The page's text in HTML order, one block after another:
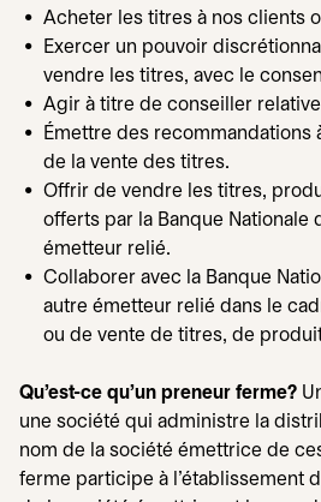
Acheter les titres à nos clients
Exercer un pouvoir
vendre les titres, avec le
Agir à titre de conseiller
Émettre des recommandations
de la vente des titres.
Offrir de vendre les titres,
offerts par la Banque Nationale
émetteur relié.
Collaborer avec la Banque
autre émetteur relié dans le
ou de vente de titres, de
Qu'est-ce qu'un preneur ferme?
une société qui administre la
nom de la société émettrice de
ferme participe à l'établissement